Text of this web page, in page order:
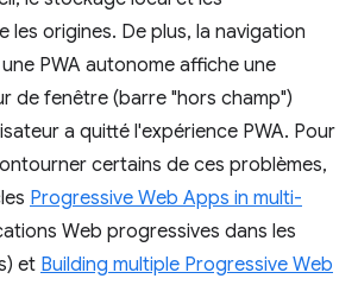
les origines. De plus, la navigation
PWA autonome affiche une
de fenêtre (barre "hors champ")
a quitté l'expérience PWA. Pour
certains de ces problèmes,
Progressive Web Apps in multi-
Web progressives dans les
et Building multiple Progressive Web